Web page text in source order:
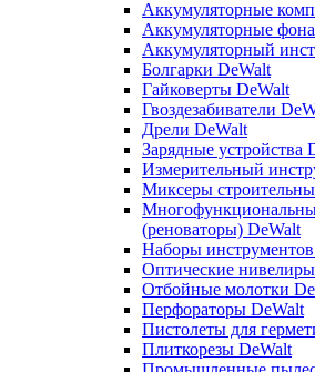
Аккумуляторные
Аккумуляторные
Аккумуляторный
Болгарки DeWalt
Гайковерты DeWalt
Гвоздезабиватели
Дрели DeWalt
Зарядные устройства
Измерительный
Миксеры
(реноваторы) DeWalt
Наборы
Оптические
Отбойные молотки
Перфораторы DeWalt
Пистолеты для
Плиткорезы DeWalt